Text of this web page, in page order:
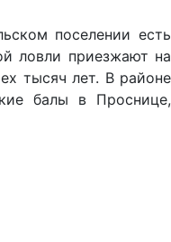
поселении есть
ловли приезжают на
тысяч лет. В районе
балы в Проснице,